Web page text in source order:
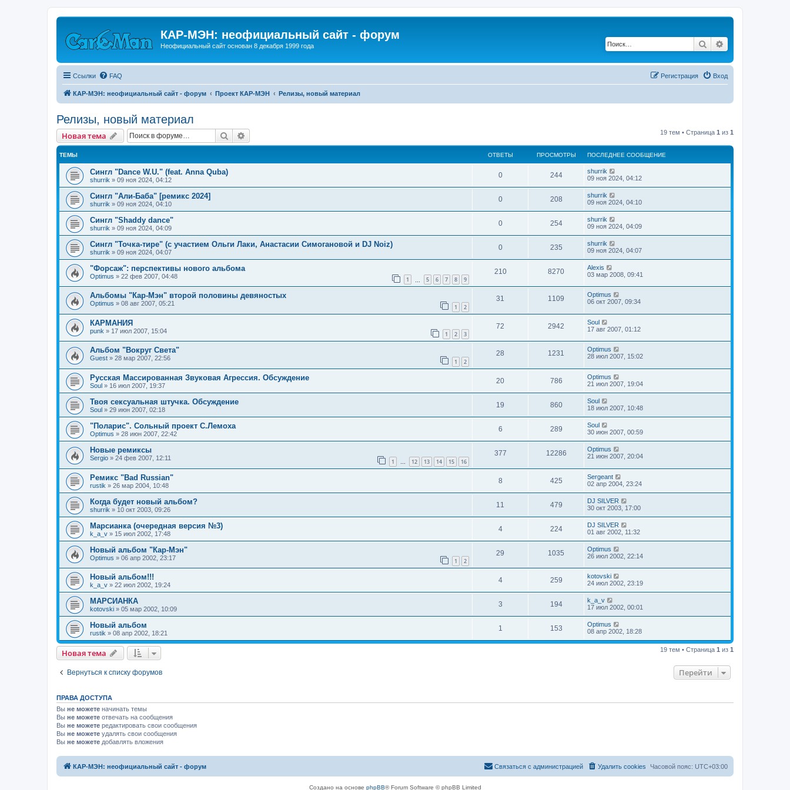
КАР-МЭН: неофициальный сайт - форум
Неофициальный сайт основан 8 декабря 1999 года Поиск
Ссылки FAQ Вход
Регистрация
КАР-МЭН: неофициальный сайт - форум Проект КАР-МЭН Релизы, новый материал
Релизы, новый материал
Новая тема Поиск 19 тем • Страница 1 из 1
ТЕМЫ ОТВЕТЫ ПРОСМОТРЫ ПОСЛЕДНЕЕ СООБЩЕНИЕ
Сингл "Dance W.U." (feat. Anna Quba)
shurrik » 09 ноя 2024, 04:12
0 244
shurrik
09 ноя 2024, 04:12
Сингл "Али-Баба" [ремикс 2024]
shurrik » 09 ноя 2024, 04:10
0 208
shurrik
09 ноя 2024, 04:10
Сингл "Shaddy dance"
shurrik » 09 ноя 2024, 04:09
0 254
shurrik
09 ноя 2024, 04:09
Сингл "Точка-тире" (с участием Ольги Лаки, Анастасии Симогановой и DJ Noiz)
shurrik » 09 ноя 2024, 04:07
0 235
shurrik
09 ноя 2024, 04:07
"Форсаж": перспективы нового альбома
Optimus » 22 фев 2007, 04:48 1 5 6 7 8 9
210 8270
Alexis
03 мар 2008, 09:41
Альбомы "Кар-Мэн" второй половины девяностых
Optimus » 08 авг 2007, 05:21 1 2
31 1109
Optimus
06 окт 2007, 09:34
КАРМАНИЯ
punk » 17 июл 2007, 15:04 1 2 3
72 2942
Soul
17 авг 2007, 01:12
Альбом "Вокруг Света"
Guest » 28 мар 2007, 22:56 1 2
28 1231
Optimus
28 июл 2007, 15:02
Русская Массированная Звуковая Агрессия. Обсуждение
Soul » 16 июл 2007, 19:37
20 786
Optimus
21 июл 2007, 19:04
Твоя сексуальная штучка. Обсуждение
Soul » 29 июн 2007, 02:18
19 860
Soul
18 июл 2007, 10:48
"Поларис". Сольный проект С.Лемоха
Optimus » 28 июн 2007, 22:42
6 289
Soul
30 июн 2007, 00:59
Новые ремиксы
Sergio » 24 фев 2007, 12:11 1 … 12 13 14 15 16
377 12286
Optimus
21 июн 2007, 20:04
Ремикс "Bad Russian"
rustik » 26 мар 2004, 10:48
8 425
Sergeant
02 апр 2004, 23:24
Когда будет новый альбом?
shurrik » 10 окт 2003, 09:26
11 479
DJ SILVER
30 окт 2003, 17:00
Марсианка (очередная версия №3)
k_a_v » 15 июл 2002, 17:48
4 224
DJ SILVER
01 авг 2002, 11:32
Новый альбом "Кар-Мэн"
Optimus » 06 апр 2002, 23:17 1 2
29 1035
Optimus
26 июл 2002, 22:14
Новый альбом!!!
k_a_v » 22 июл 2002, 19:24
4 259
kotovski
24 июл 2002, 23:19
МАРСИАНКА
kotovski » 05 мар 2002, 10:09
3 194
k_a_v
17 июл 2002, 00:01
Новый альбом
rustik » 08 апр 2002, 18:21
1 153
Optimus
08 апр 2002, 18:28
Новая тема 19 тем • Страница 1 из 1
Вернуться к списку форумов Перейти
ПРАВА ДОСТУПА
Вы не можете начинать темы
Вы не можете отвечать на сообщения
Вы не можете редактировать свои сообщения
Вы не можете удалять свои сообщения
Вы не можете добавлять вложения
КАР-МЭН: неофициальный сайт - форум Часовой пояс: UTC+03:00
Удалить cookies
Связаться с администрацией
Создано на основе phpBB® Forum Software © phpBB Limited